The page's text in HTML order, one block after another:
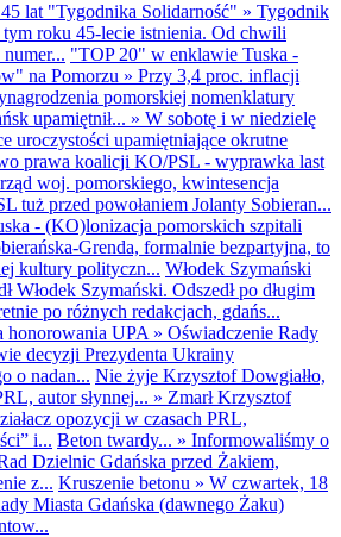
lat "Tygodnika Solidarność" » Tygodnik
roku 45-lecie istnienia. Od chwili
"TOP 20" w enklawie Tuska -
na Pomorzu » Przy 3,4 proc. inflacji
pomorskiej nomenklatury
upamiętnił... » W sobotę i w niedzielę
uroczystości upamiętniające okrutne
prawa koalicji KO/PSL - wyprawka last
woj. pomorskiego, kwintesencja
tuż przed powołaniem Jolanty Sobieran...
- (KO)lonizacja pomorskich szpitali
Grenda, formalnie bezpartyjna, to
kultury polityczn... Włodek Szymański
Włodek Szymański. Odszedł po długim
po różnych redakcjach, gdańs...
honorowania UPA » Oświadczenie Rady
decyzji Prezydenta Ukrainy
o nadan... Nie żyje Krzysztof Dowgiałło,
autor słynnej... » Zmarł Krzysztof
opozycji w czasach PRL,
i... Beton twardy... » Informowaliśmy o
Dzielnic Gdańska przed Żakiem,
z... Kruszenie betonu » W czwartek, 18
Miasta Gdańska (dawnego Żaku)